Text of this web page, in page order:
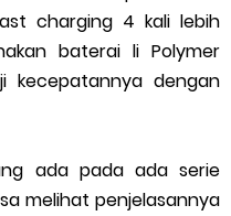
charging 4 kali lebih
baterai li Polymer
kecepatannya dengan
ada pada ada serie
melihat penjelasannya